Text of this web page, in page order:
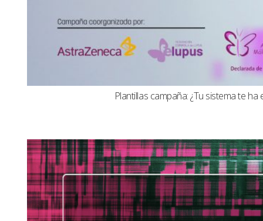
Plantillas campaña: ¿Tu sistema te